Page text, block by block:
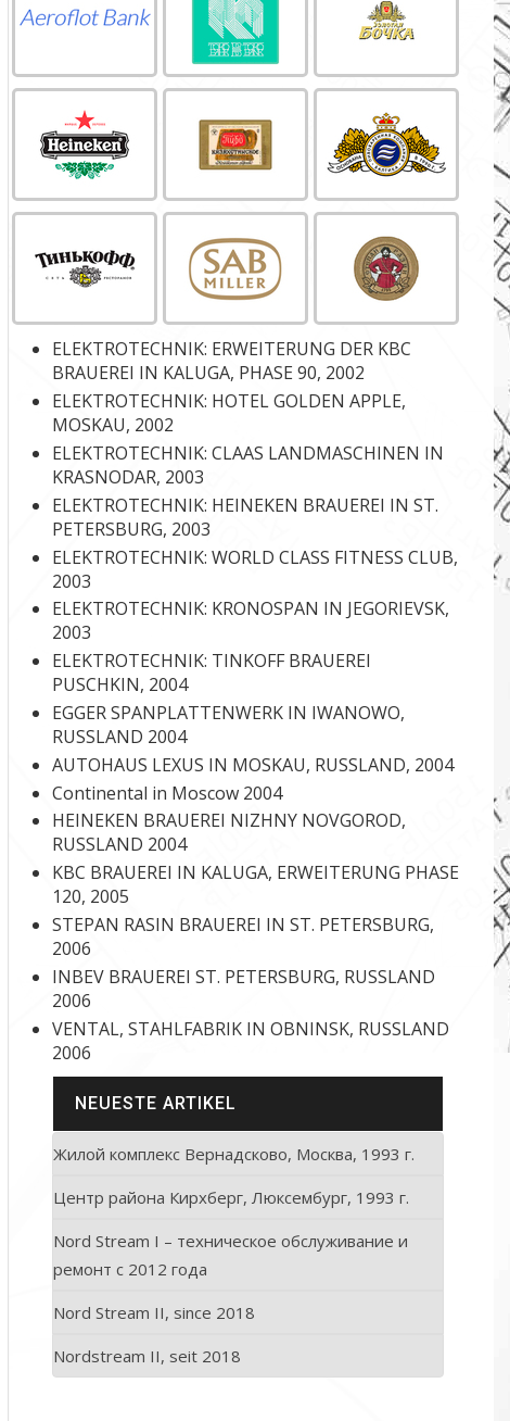
ELEKTROTECHNIK: ERWEITERUNG DER KBC
BRAUEREI IN KALUGA, PHASE 90, 2002
ELEKTROTECHNIK: HOTEL GOLDEN APPLE,
MOSKAU, 2002
ELEKTROTECHNIK: CLAAS LANDMASCHINEN IN
KRASNODAR, 2003
ELEKTROTECHNIK: HEINEKEN BRAUEREI IN ST.
PETERSBURG, 2003
ELEKTROTECHNIK: WORLD CLASS FITNESS CLUB,
2003
ELEKTROTECHNIK: KRONOSPAN IN JEGORIEVSK,
2003
ELEKTROTECHNIK: TINKOFF BRAUEREI
PUSCHKIN, 2004
EGGER SPANPLATTENWERK IN IWANOWO,
RUSSLAND 2004
AUTOHAUS LEXUS IN MOSKAU, RUSSLAND, 2004
Continental in Moscow 2004
HEINEKEN BRAUEREI NIZHNY NOVGOROD,
RUSSLAND 2004
KBC BRAUEREI IN KALUGA, ERWEITERUNG PHASE
120, 2005
STEPAN RASIN BRAUEREI IN ST. PETERSBURG,
2006
INBEV BRAUEREI ST. PETERSBURG, RUSSLAND
2006
VENTAL, STAHLFABRIK IN OBNINSK, RUSSLAND
2006
NEUESTE ARTIKEL
Жилой комплекс Вернадсково, Москва, 1993 г.
Центр района Кирхберг, Люксембург, 1993 г.
Nord Stream I – техническое обслуживание и
ремонт с 2012 года
Nord Stream II, since 2018
Nordstream II, seit 2018